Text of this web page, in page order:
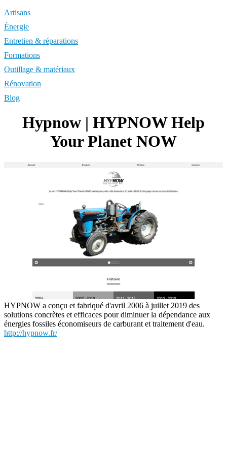
Artisans
Énergie
Entretien & réparations
Formations
Outillage & matériaux
Rénovation
Blog
Hypnow | HYPNOW Help
Your Planet NOW
HYPNOW a conçu et fabriqué d'avril 2006 à juillet 2019 des
solutions concrètes et efficaces pour diminuer la dépendance aux
énergies fossiles économiseurs de carburant et traitement d'eau.
http://hypnow.fr/